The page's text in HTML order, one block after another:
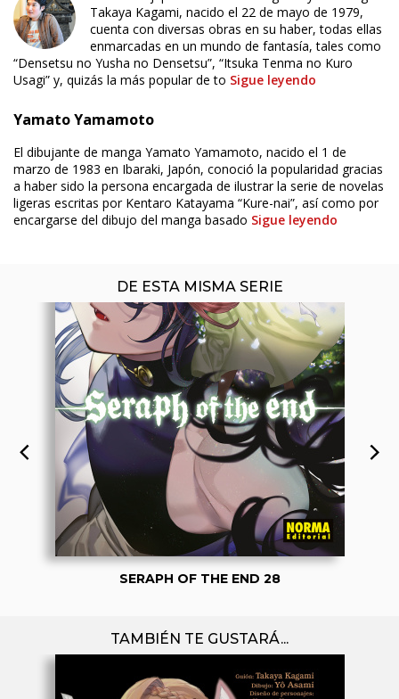
Takaya Kagami, nacido el 22 de mayo de 1979,
cuenta con diversas obras en su haber, todas ellas
enmarcadas en un mundo de fantasía, tales como
“Densetsu no Yusha no Densetsu”, “Itsuka Tenma no Kuro
Usagi” y, quizás la más popular de to Sigue leyendo
Yamato Yamamoto
El dibujante de manga Yamato Yamamoto, nacido el 1 de
marzo de 1983 en Ibaraki, Japón, conoció la popularidad gracias
a haber sido la persona encargada de ilustrar la serie de novelas
ligeras escritas por Kentaro Katayama “Kure-nai”, así como por
encargarse del dibujo del manga basado Sigue leyendo
DE ESTA MISMA SERIE
SERAPH OF THE END 28
TAMBIÉN TE GUSTARÁ...